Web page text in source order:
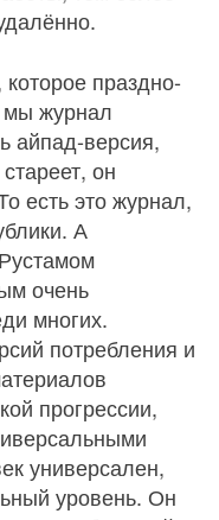
праздно­
мы журнал
айпад-версия,
он
есть это журнал,
А
очень
многих.
потребления и
прогрессии,
универсален,
уро­вень. Он